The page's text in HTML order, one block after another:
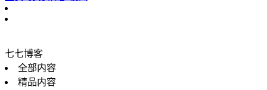
七七博客
全部内容
精品内容